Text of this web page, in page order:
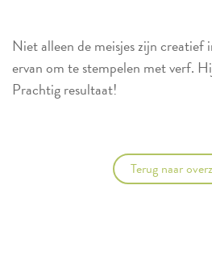
Niet alleen de meisjes zijn
ervan om te stempelen met verf.
Prachtig resultaat!
Terug naar